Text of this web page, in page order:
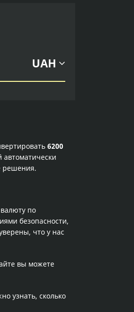
UAH
6200
решения.
по
безопасности,
что у нас
вы можете
узнать, сколько